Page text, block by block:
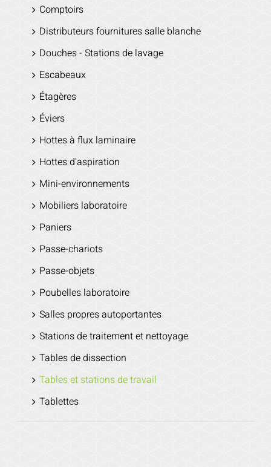
Comptoirs
Distributeurs fournitures salle blanche
Douches - Stations de lavage
Escabeaux
Étagères
Éviers
Hottes à flux laminaire
Hottes d'aspiration
Mini-environnements
Mobiliers laboratoire
Paniers
Passe-chariots
Passe-objets
Poubelles laboratoire
Salles propres autoportantes
Stations de traitement et nettoyage
Tables de dissection
Tables et stations de travail
Tablettes